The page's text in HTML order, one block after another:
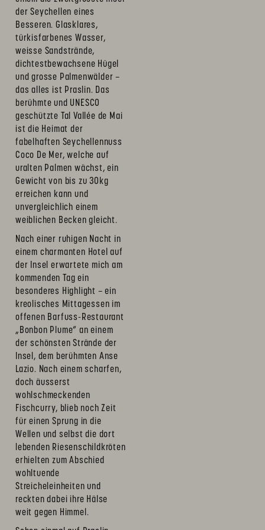
der Seychellen eines
Besseren. Glasklares,
türkisfarbenes Wasser,
weisse Sandstrände,
dichtestbewachsene Hügel
und grosse Palmenwälder –
das alles ist Praslin. Das
berühmte und UNESCO
geschützte Tal Vallée de Mai
ist die Heimat der
fabelhaften Seychellennuss
Coco De Mer, welche auf
uralten Palmen wächst, ein
Gewicht von bis zu 30kg
erreichen kann und
unvergleichlich einem
weiblichen Becken gleicht.
Nach einer ruhigen Nacht in
einem charmanten Hotel auf
der Insel erwartete mich am
kommenden Tag ein
besonderes Highlight – ein
kreolisches Mittagessen im
offenen Barfuss-Restaurant
„Bonbon Plume“ an einem
der schönsten Strände der
Insel, dem berühmten Anse
Lazio. Nach einem scharfen,
doch äusserst
wohlschmeckenden
Fischcurry, blieb noch Zeit
für einen Sprung in die
Wellen und selbst die dort
lebenden Riesenschildkröten
erhielten zum Abschied
wohltuende
Streicheleinheiten und
reckten dabei ihre Hälse
weit gegen Himmel.